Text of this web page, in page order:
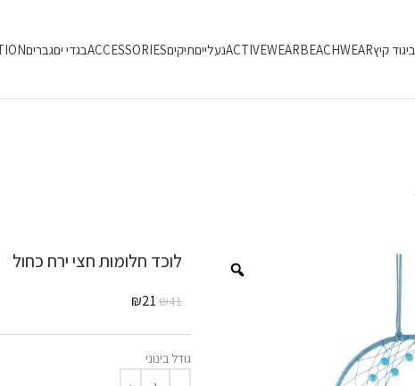
ביגוד קיץBEACHWEAR
ACTIVEWEARנעלייםתיקיםACCESSORIESבגדי יםגברים
לוכד חלומות חצי ירח כחול
₪41
₪21
גודל בינוני